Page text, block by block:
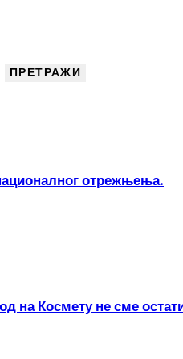
отрежњења.
на Космету не сме